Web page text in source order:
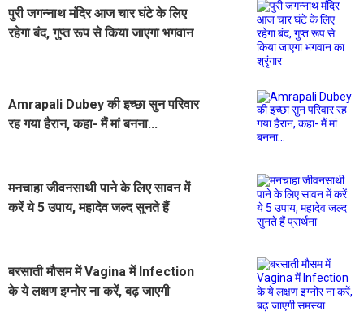
पुरी जगन्नाथ मंदिर आज चार घंटे के लिए
रहेगा बंद, गुप्‍त रूप से किया जाएगा भगवान
Amrapali Dubey की इच्छा सुन परिवार
रह गया हैरान, कहा- मैं मां बनना...
मनचाहा जीवनसाथी पाने के लिए सावन में
करें ये 5 उपाय, महादेव जल्द सुनते हैं
बरसाती मौसम में Vagina में Infection
के ये लक्षण इग्नोर ना करें, बढ़ जाएगी